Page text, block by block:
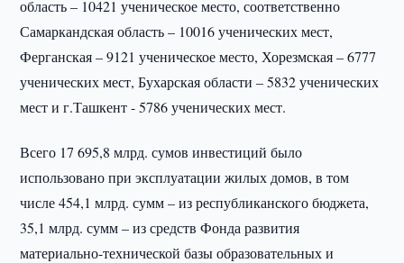
область – 10421 ученическое место, соответственно
Самаркандская область – 10016 ученических мест,
Ферганская – 9121 ученическое место, Хорезмская – 6777
ученических мест, Бухарская области – 5832 ученических
мест и г.Ташкент - 5786 ученических мест.
Всего 17 695,8 млрд. сумов инвестиций было
использовано при эксплуатации жилых домов, в том
числе 454,1 млрд. сумм – из республиканского бюджета,
35,1 млрд. сумм – из средств Фонда развития
материально-технической базы образовательных и